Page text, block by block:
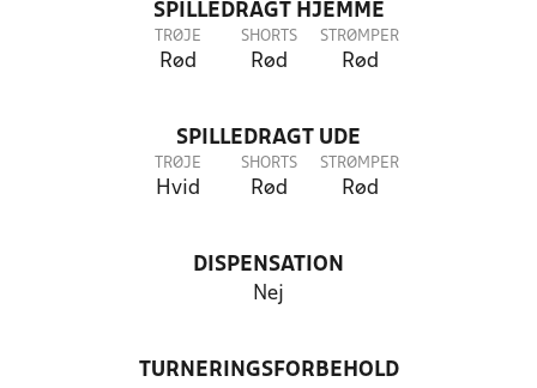
SPILLEDRAGT HJEMME
TRØJE
Rød
SHORTS
Rød
STRØMPER
Rød
SPILLEDRAGT UDE
TRØJE
Hvid
SHORTS
Rød
STRØMPER
Rød
DISPENSATION
Nej
TURNERINGSFORBEHOLD